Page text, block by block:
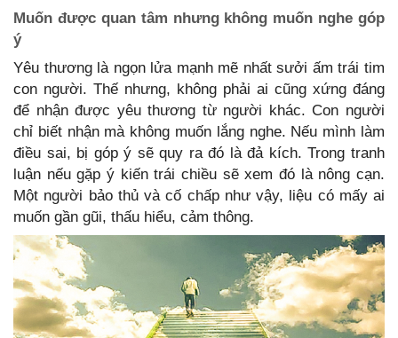
Muốn được quan tâm nhưng không muốn nghe góp
ý
Yêu thương là ngọn lửa mạnh mẽ nhất sưởi ấm trái tim
con người. Thế nhưng, không phải ai cũng xứng đáng
để nhận được yêu thương từ người khác. Con người
chỉ biết nhận mà không muốn lắng nghe. Nếu mình làm
điều sai, bị góp ý sẽ quy ra đó là đả kích. Trong tranh
luận nếu gặp ý kiến trái chiều sẽ xem đó là nông cạn.
Một người bảo thủ và cố chấp như vậy, liệu có mấy ai
muốn gần gũi, thấu hiểu, cảm thông.